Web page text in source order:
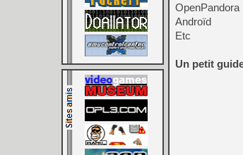
OpenPandora
Androïd
Etc
Un petit